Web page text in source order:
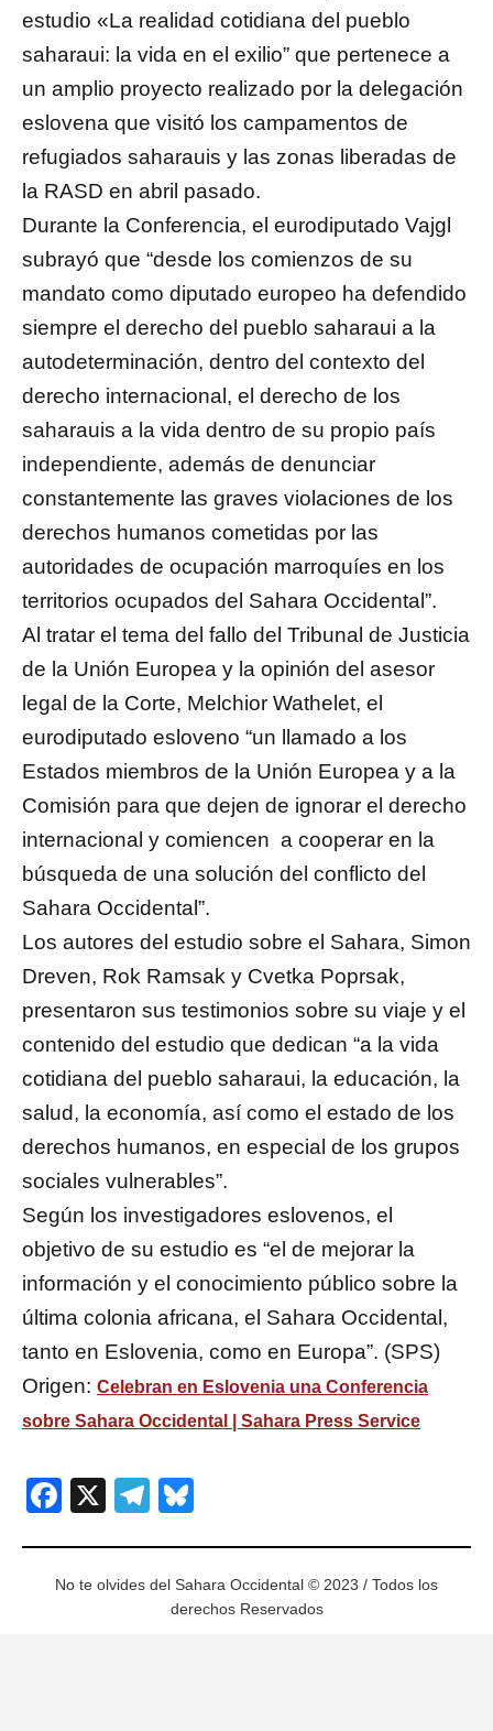
estudio «La realidad cotidiana del pueblo
saharaui: la vida en el exilio” que pertenece a
un amplio proyecto realizado por la delegación
eslovena que visitó los campamentos de
refugiados saharauis y las zonas liberadas de
la RASD en abril pasado.
Durante la Conferencia, el eurodiputado Vajgl
subrayó que “desde los comienzos de su
mandato como diputado europeo ha defendido
siempre el derecho del pueblo saharaui a la
autodeterminación, dentro del contexto del
derecho internacional, el derecho de los
saharauis a la vida dentro de su propio país
independiente, además de denunciar
constantemente las graves violaciones de los
derechos humanos cometidas por las
autoridades de ocupación marroquíes en los
territorios ocupados del Sahara Occidental”.
Al tratar el tema del fallo del Tribunal de Justicia
de la Unión Europea y la opinión del asesor
legal de la Corte, Melchior Wathelet, el
eurodiputado esloveno “un llamado a los
Estados miembros de la Unión Europea y a la
Comisión para que dejen de ignorar el derecho
internacional y comiencen a cooperar en la
búsqueda de una solución del conflicto del
Sahara Occidental”.
Los autores del estudio sobre el Sahara, Simon
Dreven, Rok Ramsak y Cvetka Poprsak,
presentaron sus testimonios sobre su viaje y el
contenido del estudio que dedican “a la vida
cotidiana del pueblo saharaui, la educación, la
salud, la economía, así como el estado de los
derechos humanos, en especial de los grupos
sociales vulnerables”.
Según los investigadores eslovenos, el
objetivo de su estudio es “el de mejorar la
información y el conocimiento público sobre la
última colonia africana, el Sahara Occidental,
tanto en Eslovenia, como en Europa”. (SPS)
Origen: Celebran en Eslovenia una Conferencia
sobre Sahara Occidental | Sahara Press Service
Facebook
X Telegram
No te olvides del Sahara Occidental © 2023 / Todos los
derechos Reservados